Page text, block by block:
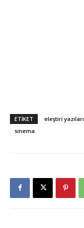
ETİKET eleştiri yazıları
sinema